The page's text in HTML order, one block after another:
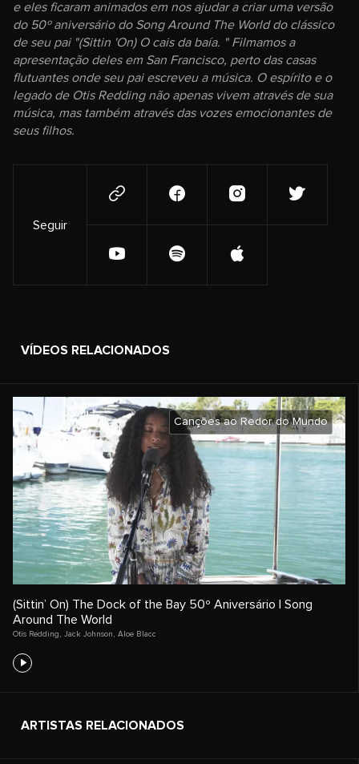
e eles ficaram animados em nos ajudar a criar uma versão
do 50º aniversário do Song Around The World do clássico
de seu pai "(Sittin 'On) O cais da baía. " Filmamos a
apresentação deles em San Francisco, perto das casas
flutuantes onde seu pai escreveu a música. O espírito e o
legado de Otis Redding não apenas vivem através de sua
música, mas também através das vozes emocionantes de
seus filhos.
Seguir
VÍDEOS RELACIONADOS
Canções ao Redor do Mundo
(Sittin’ On) The Dock of the Bay 50º Aniversário | Song
Around The World
Otis Redding Jack Johnson Aloe Blacc
ARTISTAS RELACIONADOS